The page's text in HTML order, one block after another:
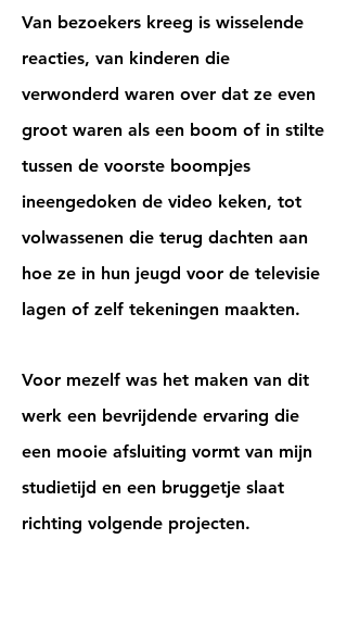
Van bezoekers kreeg is wisselende
reacties, van kinderen die
verwonderd waren over dat ze even
groot waren als een boom of in stilte
tussen de voorste boompjes
ineengedoken de video keken, tot
volwassenen die terug dachten aan
hoe ze in hun jeugd voor de televisie
lagen of zelf tekeningen maakten.
Voor mezelf was het maken van dit
werk een bevrijdende ervaring die
een mooie afsluiting vormt van mijn
studietijd en een bruggetje slaat
richting volgende projecten.